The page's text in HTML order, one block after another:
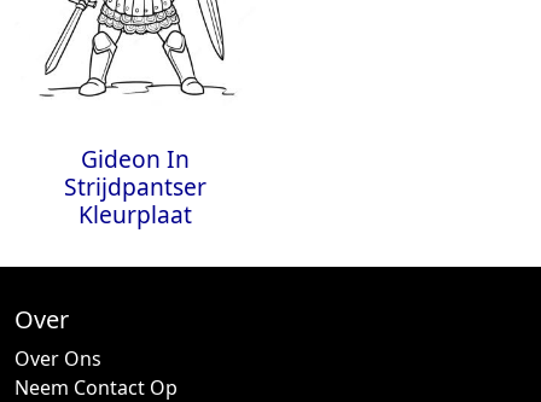
Gideon In
Strijdpantser
Kleurplaat
Over
Over Ons
Neem Contact Op